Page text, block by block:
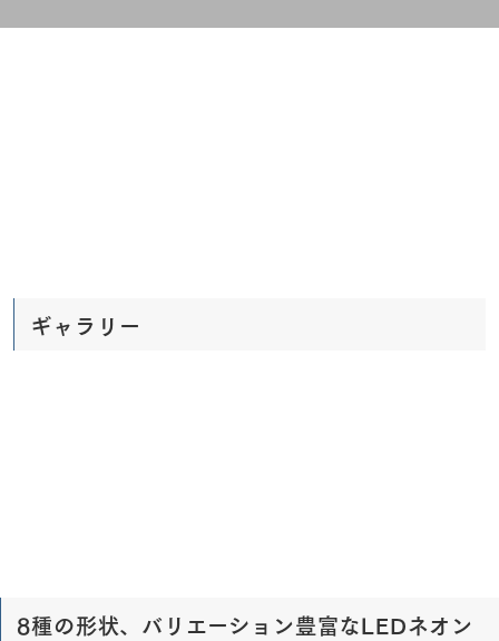
ギャラリー
8種の形状、バリエーション豊富なLEDネオン